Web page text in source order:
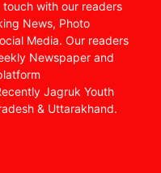
with our readers
News, Photo
Media. Our readers
Newspaper and
Jagruk Youth
& Uttarakhand.